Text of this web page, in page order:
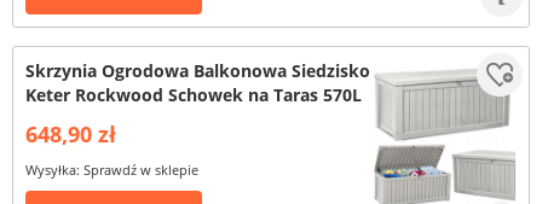
Skrzynia Ogrodowa Balkonowa Siedzisko
Keter Rockwood Schowek na Taras 570L
648,90 zł
Wysyłka: Sprawdź w sklepie